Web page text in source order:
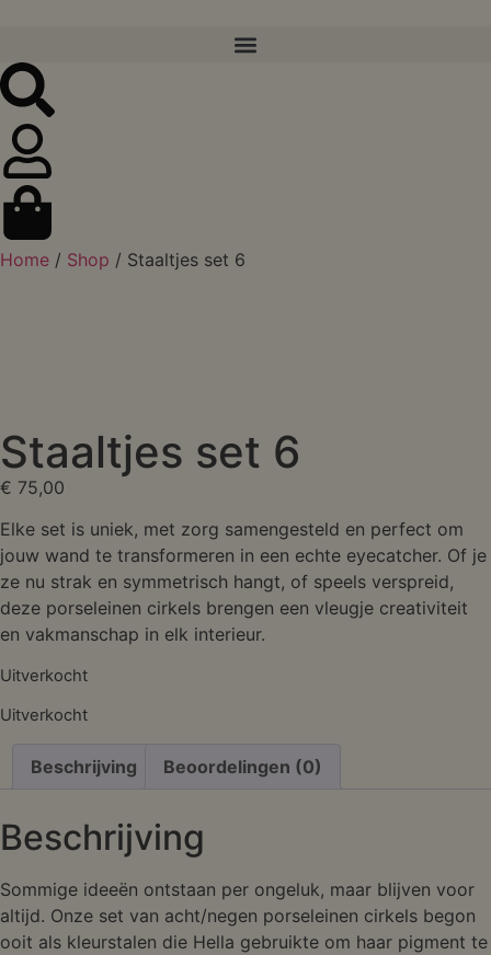
Home / Shop / Staaltjes set 6
Staaltjes set 6
€ 75,00
Elke set is uniek, met zorg samengesteld en perfect om
jouw wand te transformeren in een echte eyecatcher. Of je
ze nu strak en symmetrisch hangt, of speels verspreid,
deze porseleinen cirkels brengen een vleugje creativiteit
en vakmanschap in elk interieur.
Uitverkocht
Uitverkocht
Beschrijving Beoordelingen (0)
Beschrijving
Sommige ideeën ontstaan per ongeluk, maar blijven voor
altijd. Onze set van acht/negen porseleinen cirkels begon
ooit als kleurstalen die Hella gebruikte om haar pigment te